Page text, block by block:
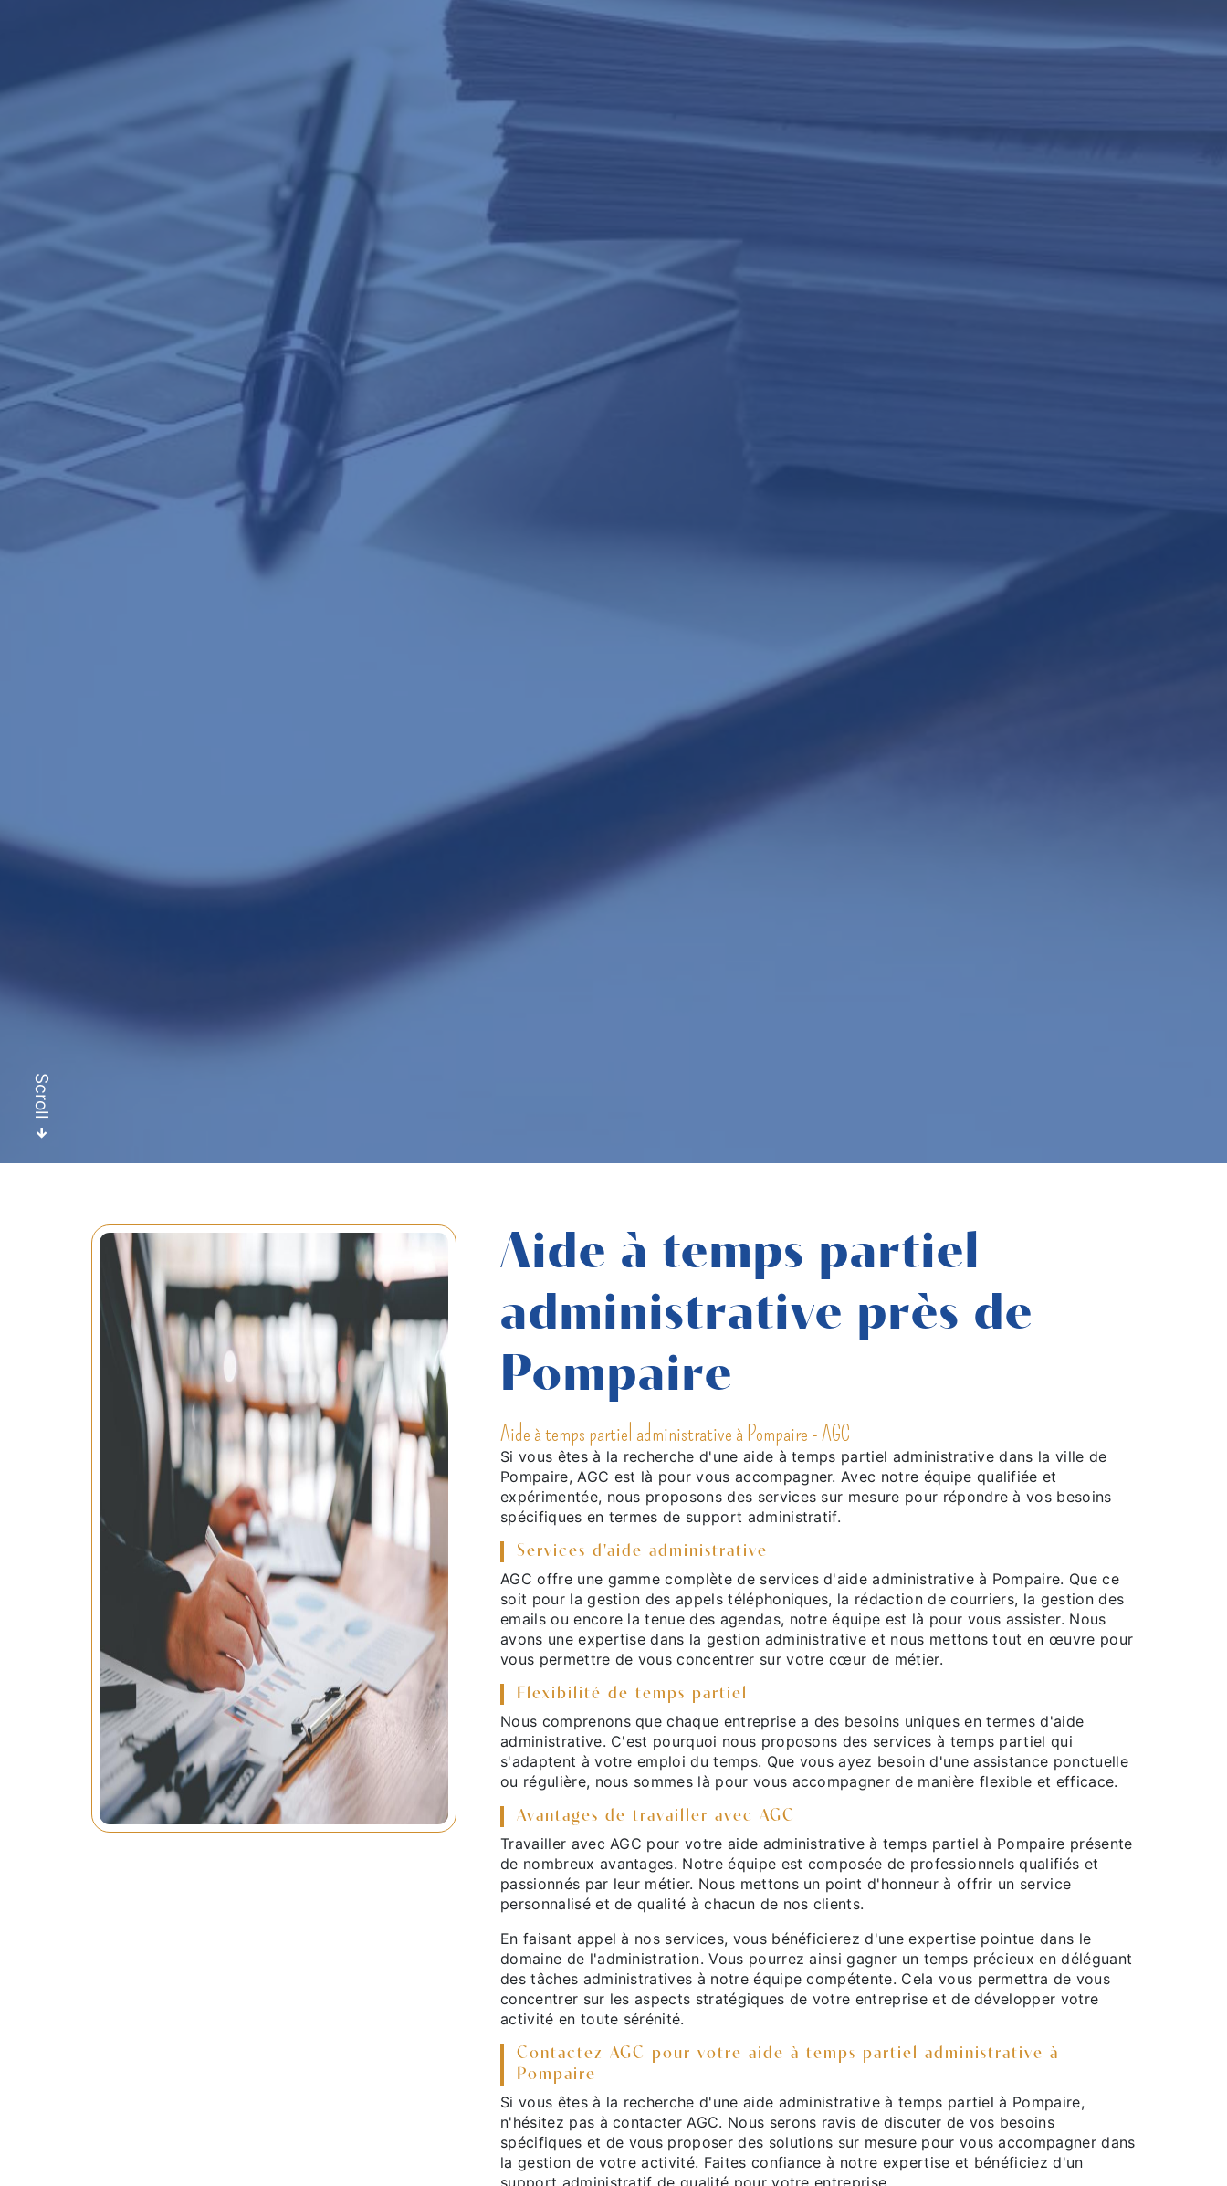
Scroll
Aide à temps partiel
administrative près de
Pompaire
Aide à temps partiel administrative à Pompaire - AGC
Si vous êtes à la recherche d'une aide à temps partiel administrative dans la ville de
Pompaire, AGC est là pour vous accompagner. Avec notre équipe qualifiée et
expérimentée, nous proposons des services sur mesure pour répondre à vos besoins
spécifiques en termes de support administratif.
Services d'aide administrative
AGC offre une gamme complète de services d'aide administrative à Pompaire. Que ce
soit pour la gestion des appels téléphoniques, la rédaction de courriers, la gestion des
emails ou encore la tenue des agendas, notre équipe est là pour vous assister. Nous
avons une expertise dans la gestion administrative et nous mettons tout en œuvre pour
vous permettre de vous concentrer sur votre cœur de métier.
Flexibilité de temps partiel
Nous comprenons que chaque entreprise a des besoins uniques en termes d'aide
administrative. C'est pourquoi nous proposons des services à temps partiel qui
s'adaptent à votre emploi du temps. Que vous ayez besoin d'une assistance ponctuelle
ou régulière, nous sommes là pour vous accompagner de manière flexible et efficace.
Avantages de travailler avec AGC
Travailler avec AGC pour votre aide administrative à temps partiel à Pompaire présente
de nombreux avantages. Notre équipe est composée de professionnels qualifiés et
passionnés par leur métier. Nous mettons un point d'honneur à offrir un service
personnalisé et de qualité à chacun de nos clients.
En faisant appel à nos services, vous bénéficierez d'une expertise pointue dans le
domaine de l'administration. Vous pourrez ainsi gagner un temps précieux en déléguant
des tâches administratives à notre équipe compétente. Cela vous permettra de vous
concentrer sur les aspects stratégiques de votre entreprise et de développer votre
activité en toute sérénité.
Contactez AGC pour votre aide à temps partiel administrative à
Pompaire
Si vous êtes à la recherche d'une aide administrative à temps partiel à Pompaire,
n'hésitez pas à contacter AGC. Nous serons ravis de discuter de vos besoins
spécifiques et de vous proposer des solutions sur mesure pour vous accompagner dans
la gestion de votre activité. Faites confiance à notre expertise et bénéficiez d'un
support administratif de qualité pour votre entreprise.